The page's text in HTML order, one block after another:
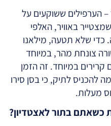
– הערפילים ששוקעים על
באוויר, האלפי
כדי שלא תטעה, מילאנו
צונחת מהר, במיוחד
במיוחד. זה הזמן
להכניס לתיק, כי בסן סירו
מעלות.
כשאתם בתור לאצטדיון?